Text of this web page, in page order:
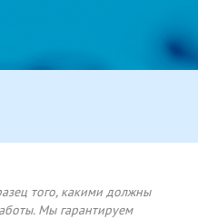
того, какими должны
Мы гарантируем